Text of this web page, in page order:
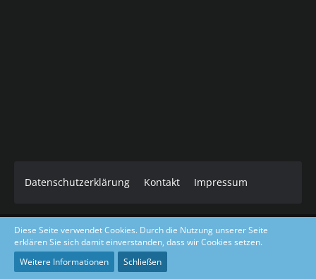
Datenschutzerklärung Kontakt Impressum
Core Dark Modded Design coded & layout by Gino Zantarelli 2019-
2026©
Community-Software:WoltLab Suite™ 5.5.23
Diese Seite verwendet Cookies. Durch die Nutzung unserer Seite
erklären Sie sich damit einverstanden, dass wir Cookies setzen.
Weitere Informationen
Schließen